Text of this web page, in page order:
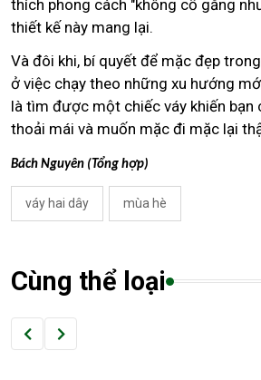
thích phong cách "không cố gắng
thiết kế này mang lại.
Và đôi khi, bí quyết để mặc đẹp
ở việc chạy theo những xu hướng
là tìm được một chiếc váy khiến bạn
thoải mái và muốn mặc đi mặc lại
Bách Nguyên (Tổng hợp)
váy hai dây mùa hè
Cùng thể loại